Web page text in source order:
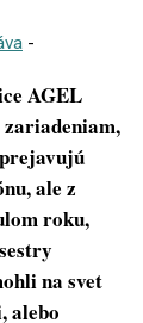
-
AGEL
ale z
roku,
na svet
alebo